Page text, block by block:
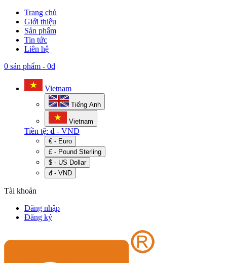
Trang chủ
Giới thiệu
Sản phẩm
Tin tức
Liên hệ
0 sản phẩm - 0đ
Vietnam
Tiếng Anh
Vietnam
Tiền tệ: đ - VND
€ - Euro
£ - Pound Sterling
$ - US Dollar
đ - VND
Tài khoản
Đăng nhập
Đăng ký